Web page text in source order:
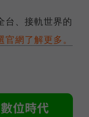
台、接軌世界的
官網了解更多。